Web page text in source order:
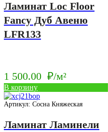
Ламинат Loc Floor
Fancy Дуб Авеню
LFR133
1 500.00 ₽/м²
В корзину
Артикул: Сосна Княжеская
Ламинат Ламинели